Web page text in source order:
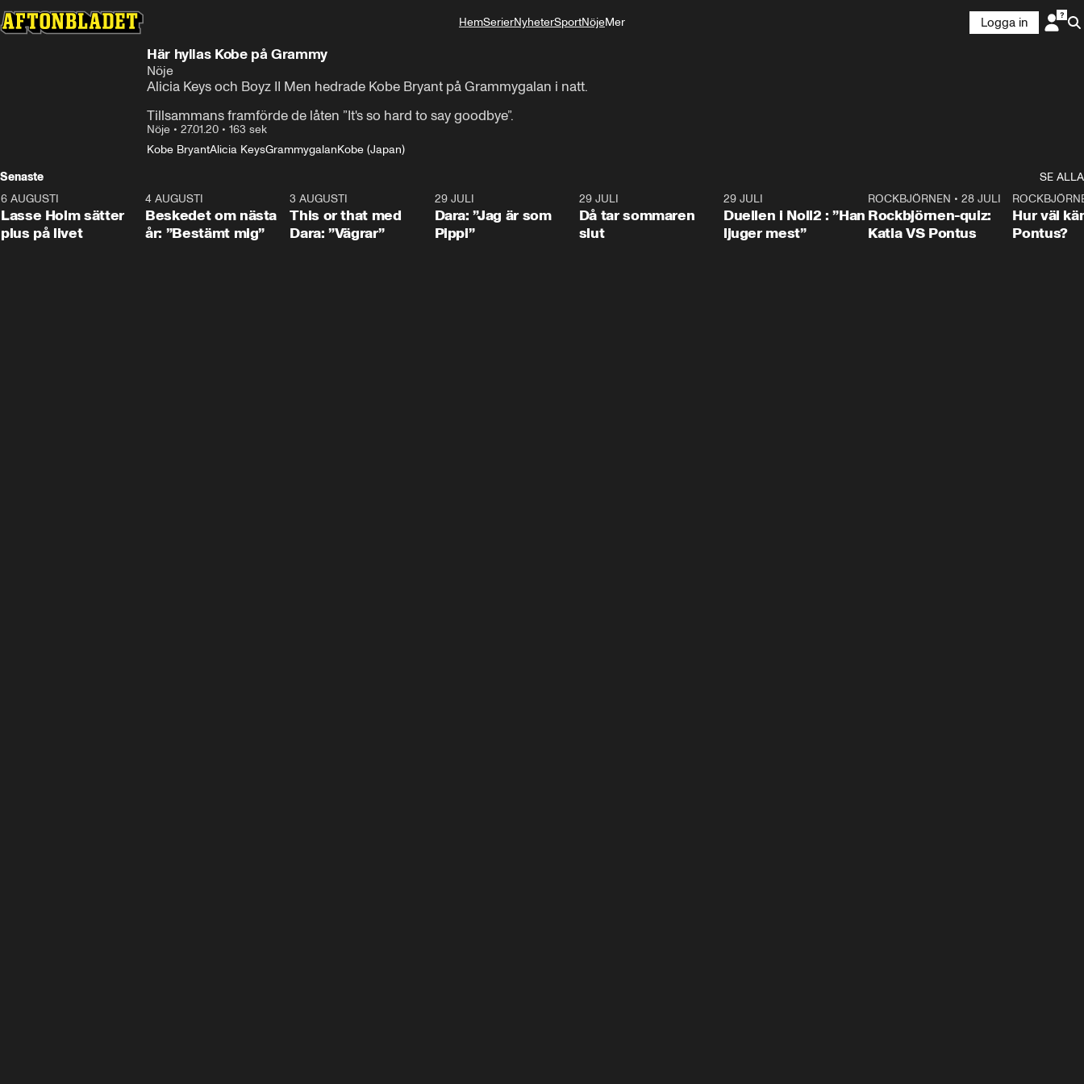
HemSerierNyheterSportNöjeMer
Logga in
Här hyllas Kobe på Grammy
Nöje
Alicia Keys och Boyz II Men hedrade Kobe Bryant på Grammygalan i natt.
Tillsammans framförde de låten ”It's so hard to say goodbye”.
Nöje • 27.01.20 • 163 sek
Kobe BryantAlicia KeysGrammygalanKobe (Japan)
Senaste
SE ALLA
1:04
6 AUGUSTI
Lasse Holm sätter
plus på livet
0:24
4 AUGUSTI
Beskedet om nästa
år: ”Bestämt mig”
3 AUGUSTI
This or that med
Dara: ”Vägrar”
29 JULI
Dara: ”Jag är som
Pippi”
29 JULI
Då tar sommaren
slut
29 JULI
Duellen i Noll2 : ”Han
ljuger mest”
0:15
ROCKBJÖRNEN •28 JULI
Rockbjörnen-quiz:
Katia VS Pontus
Hur väl
Pontus?